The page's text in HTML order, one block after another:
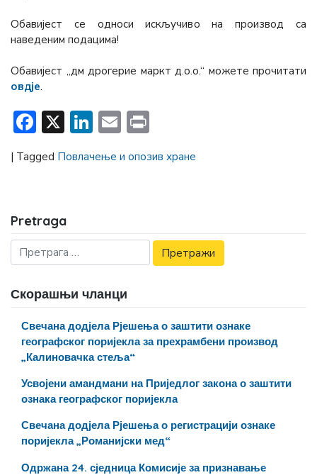
Обавијест се односи искључиво на производ са
наведеним подацима!
Обавијест „дм дрогерие маркт д.о.о.“ можете прочитати
овдје.
Facebook
X LinkedIn
Email
| Tagged Повлачење и опозив хране
Pretraga
Скорашњи чланци
Свечана додјела Рјешења о заштити ознаке
географског поријекла за прехрамбени производ
„Калиновачка стеља“
Усвојени амандмани на Приједлог закона о заштити
ознака географског поријекла
Свечана додјела Рјешења о регистрацији ознаке
поријекла „Романијски мед“
Одржана 24. сједница Комисије за признавање